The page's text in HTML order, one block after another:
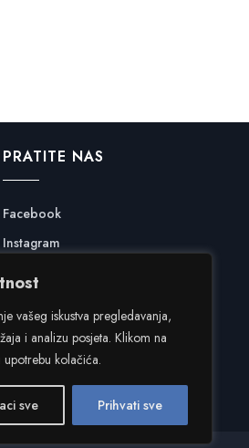
vašeg iskustva pregledavanja,
i analizu posjeta. Klikom na
kolačića.
sve Prihvati sve
PRATITE NAS
Facebook
Instagram